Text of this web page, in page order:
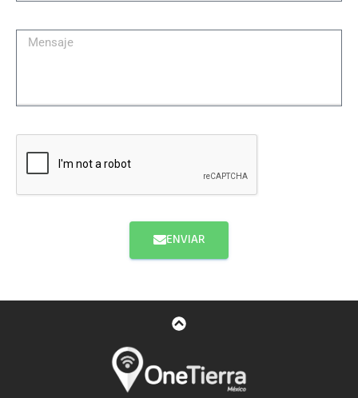
ENVIAR